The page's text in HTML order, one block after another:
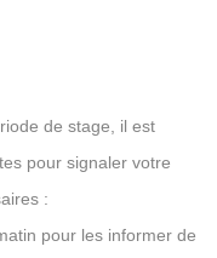
de stage, il est
pour signaler votre
:
pour les informer de